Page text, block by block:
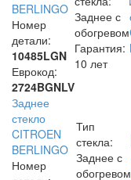
BERLINGO
Номер
детали:
10485LGN
Еврокод:
2724BGNLV
Заднее с
обогревом
Гарантия:
10 лет
Заднее
стекло
CITROEN
BERLINGO
Номер
Тип
стекла:
Заднее с
обогревом